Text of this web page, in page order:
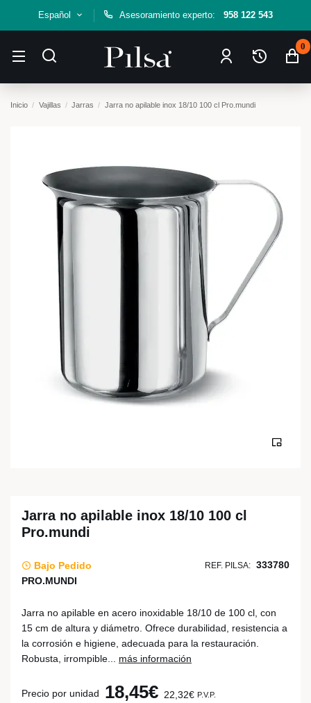
Español Asesoramiento experto: 958 122 543
0
Inicio Vajillas Jarras Jarra no apilable inox 18/10 100 cl Pro.mundi
Jarra no apilable inox 18/10 100 cl
Pro.mundi
Bajo Pedido REF. PILSA: 333780
PRO.MUNDI
Jarra no apilable en acero inoxidable 18/10 de 100 cl, con
15 cm de altura y diámetro. Ofrece durabilidad, resistencia a
la corrosión e higiene, adecuada para la restauración.
Robusta, irrompible... más información
Precio por unidad 18,45€ 22,32€ P.V.P.